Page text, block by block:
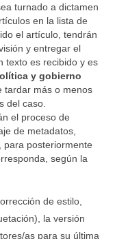
turnado a dictamen
en la lista de
el artículo, tendrán
y entregar el
texto es recibido y es
y gobierno
tardar más o menos
del caso.
el proceso de
de metadatos,
para posteriormente
según la
de estilo,
la versión
as para su última